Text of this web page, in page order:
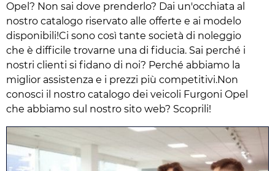
Opel? Non sai dove prenderlo? Dai un'occhiata al
nostro catalogo riservato alle offerte e ai modelo
disponibili!Ci sono così tante società di noleggio
che è difficile trovarne una di fiducia. Sai perché i
nostri clienti si fidano di noi? Perché abbiamo la
miglior assistenza e i prezzi più competitivi.Non
conosci il nostro catalogo dei veicoli Furgoni Opel
che abbiamo sul nostro sito web? Scoprili!